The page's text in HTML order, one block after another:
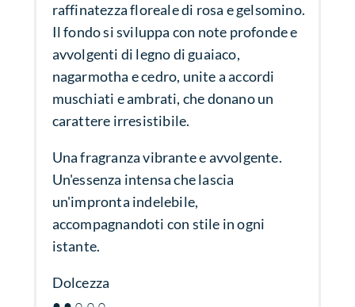
raffinatezza floreale di rosa e gelsomino.
Il fondo si sviluppa con note profonde e
avvolgenti di legno di guaiaco,
nagarmotha e cedro, unite a accordi
muschiati e ambrati, che donano un
carattere irresistibile.
Una fragranza vibrante e avvolgente.
Un'essenza intensa che lascia
un'impronta indelebile,
accompagnandoti con stile in ogni
istante.
Dolcezza